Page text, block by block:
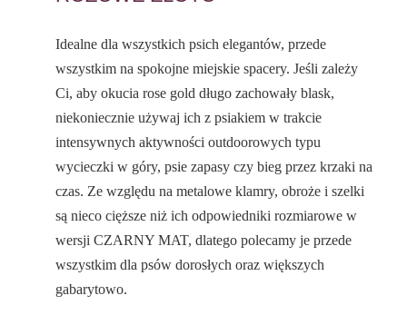
Idealne dla wszystkich psich elegantów, przede
wszystkim na spokojne miejskie spacery. Jeśli zależy
Ci, aby okucia rose gold długo zachowały blask,
niekoniecznie używaj ich z psiakiem w trakcie
intensywnych aktywności outdoorowych typu
wycieczki w góry, psie zapasy czy bieg przez krzaki na
czas. Ze względu na metalowe klamry, obroże i szelki
są nieco cięższe niż ich odpowiedniki rozmiarowe w
wersji CZARNY MAT, dlatego polecamy je przede
wszystkim dla psów dorosłych oraz większych
gabarytowo.